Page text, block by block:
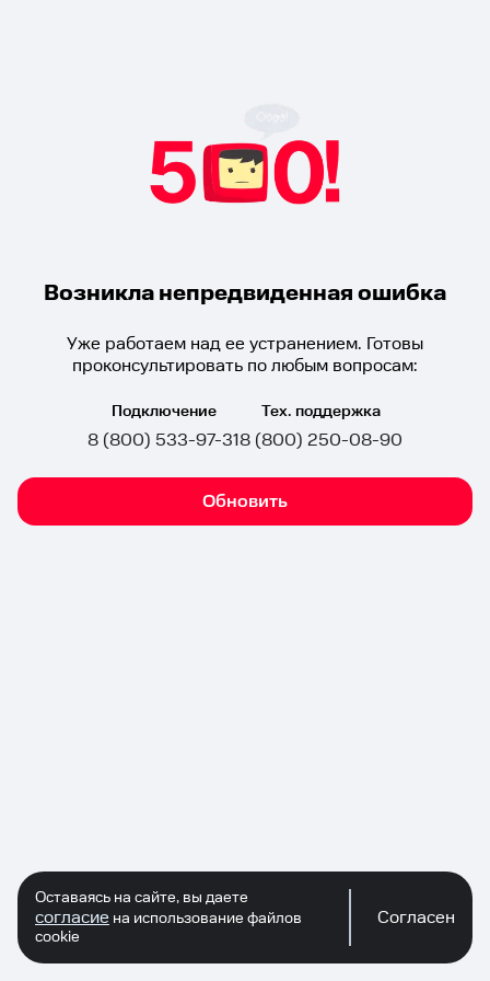
Возникла непредвиденная ошибка
Уже работаем над ее устранением. Готовы
проконсультировать по любым вопросам:
Подключение
8 (800) 533-97-31
Тех. поддержка
8 (800) 250-08-90
Обновить
Оставаясь на сайте, вы даете
согласие на использование файлов
cookie
Согласен